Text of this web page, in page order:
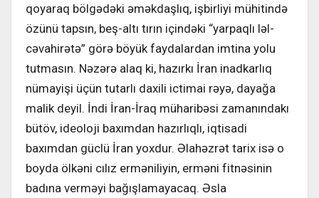
qoyaraq bölgədəki əməkdaşlıq, işbirliyi mühitində
özünü tapsın, beş-altı tırın içindəki “yarpaqlı ləl-
cəvahirətə” görə böyük faydalardan imtina yolu
tutmasın. Nəzərə alaq ki, hazırkı İran inadkarlıq
nümayişi üçün tutarlı daxili ictimai rəyə, dayağa
malik deyil. İndi İran-İraq müharibəsi zamanındakı
bütöv, ideoloji baxımdan hazırlıqlı, iqtisadi
baxımdan güclü İran yoxdur. Əlahəzrət tarix isə o
boyda ölkəni cılız erməniliyin, erməni fitnəsinin
badına verməyi bağışlamayacaq. Əsla